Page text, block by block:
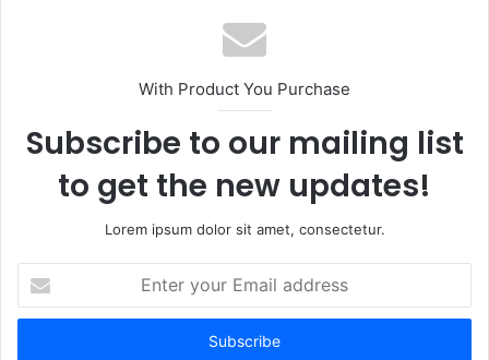
With Product You Purchase
Subscribe to our mailing list
to get the new updates!
Lorem ipsum dolor sit amet, consectetur.
Enter
your
Email